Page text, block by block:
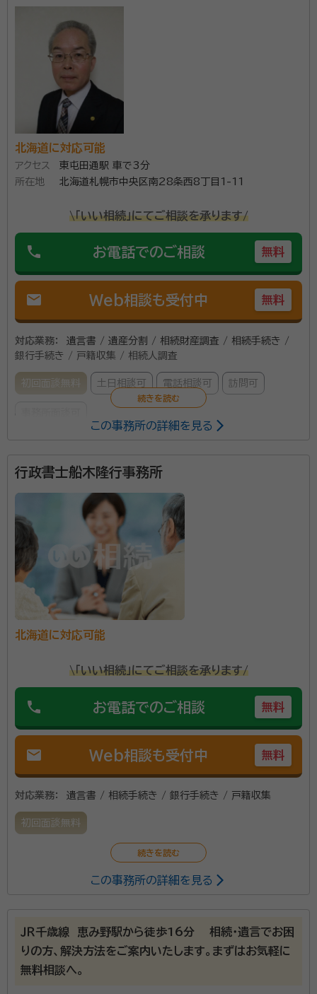
北海道に対応可能
アクセス
東屯田通駅 車で3分
所在地
北海道札幌市中央区南28条西8丁目1-11
\「いい相続」にてご相談を承ります/
phone お電話でのご相談 無料
mail Web相談も受付中 無料
対応業務：
遺言書 / 遺産分割 / 相続財産調査 / 相続手続き /
銀行手続き / 戸籍収集 / 相続人調査
初回面談無料 土日相談可 電話相談可 訪問可
伊藤 祐一（イトウ ユウイチ）
行政書士・相続知財鑑定士
便局勤務の傍ら夜間大学経済学部卒、会社等管理職（人事・労務・総務・業
務管理・経営管理等）を歴任。定年退職後、社会貢献を目指し行政書士登
録・開業。
当事務所は、年間30から40件の遺言や相続の依頼を
引き受けている実績豊富な事務所です。 また、自身の経
験から高齢者への対応や相続での大変さを実感してお
り、相談者の気持ちや実情まで踏まえた丁寧なサポート
をしています。 土日相談や電話相談、メール受付など、
相談者の事情に配慮したきめ細かな対応をしておりま
資格等： 行政書士・相続知財鑑定士
この事務所の詳細を見る
行政書士船木隆行事務所
北海道に対応可能
\「いい相続」にてご相談を承ります/
phone お電話でのご相談 無料
mail Web相談も受付中 無料
対応業務： 遺言書 / 相続手続き / 銀行手続き / 戸籍収集
初回面談無料
この事務所の詳細を見る
ＪＲ千歳線 恵み野駅から徒歩16分 相続・遺言でお困
りの方、解決方法をご案内いたします。まずはお気軽に
無料相談へ。